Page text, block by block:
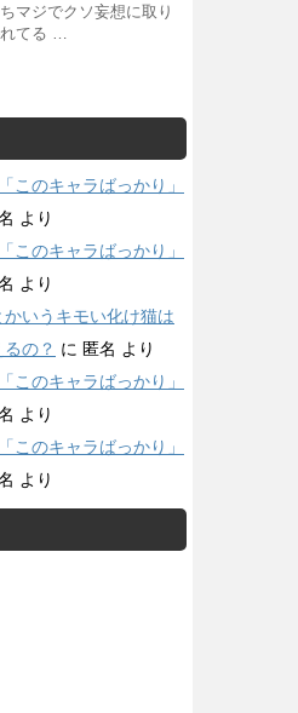
マジでクソ妄想に取り
てる …
このキャラばっかり」
より
このキャラばっかり」
より
かいうキモい化け猫は
の？ に 匿名 より
このキャラばっかり」
より
このキャラばっかり」
より